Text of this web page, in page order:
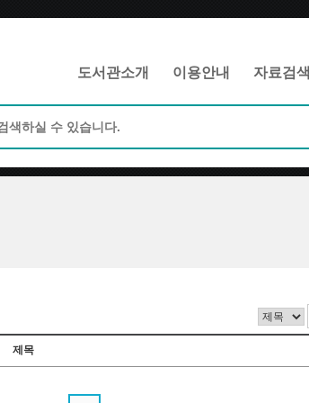
도서관소개 이용안내 자료검색
제목